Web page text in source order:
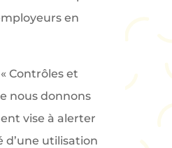
en
Contrôles et
nous donnons
vise à alerter
d’une utilisation